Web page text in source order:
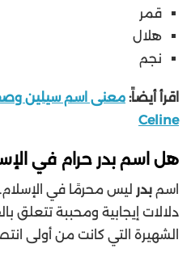
قمر
هلال
نجم
اقرأ أيضاً: معنى اسم سيلين
Celine
هل اسم بدر حرام في
اسم بدر ليس محرمًا في
دلالات إيجابية ومحببة تتعلق
الشهيرة التي كانت من أولى